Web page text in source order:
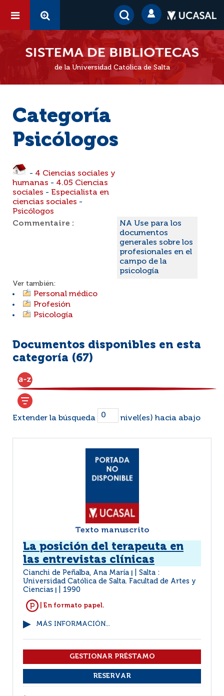
de la Universidad Católica de Salta
Categoría
Psicólogos
- 4 Ciencias sociales y
humanas - 4.05 Ciencias
sociales - Especialista en
ciencias sociales -
Psicólogos
Commentaire :
NA Use para los
documentos
generales sobre los
profesionales en el
campo de la
psicología
Ver también:
Personal médico
Profesión
Psicología
Documentos disponibles en esta
categoría (67)
Extender la búsqueda nivel(es) hacia abajo
Texto manuscrito
La posición del terapeuta en
las entrevistas clínicas
Cianchi de Peñalba, Ana María
Salta :
Universidad Católica de Salta. Facultad de Artes y
Ciencias
1990
| En formato papel.
MÁS INFORMACIÓN...